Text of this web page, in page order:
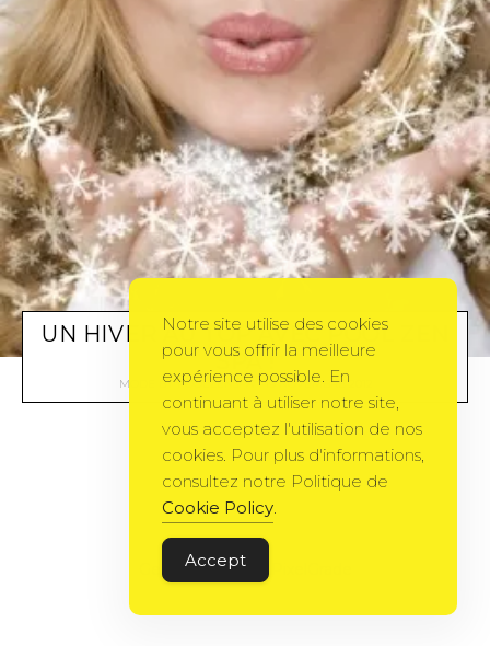
UN HIVER AU TOP AVEC POOL ZEN
SPA !
MODE BYPOOLZENSPA 19 NOVEMBRE 2012
Gema Theme
Notre site utilise des cookies
pour vous offrir la meilleure
expérience possible. En
continuant à utiliser notre site,
vous acceptez l'utilisation de nos
cookies. Pour plus d'informations,
consultez notre Politique de
Cookie Policy.
Accept